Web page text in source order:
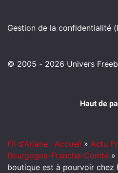
Gestion de la confidentialité
© 2005 - 2026 Univers
Haut de
Fil d'Ariane : Accueil » Actu
Bourgogne-Franche-Comté »
boutique est à pourvoir chez